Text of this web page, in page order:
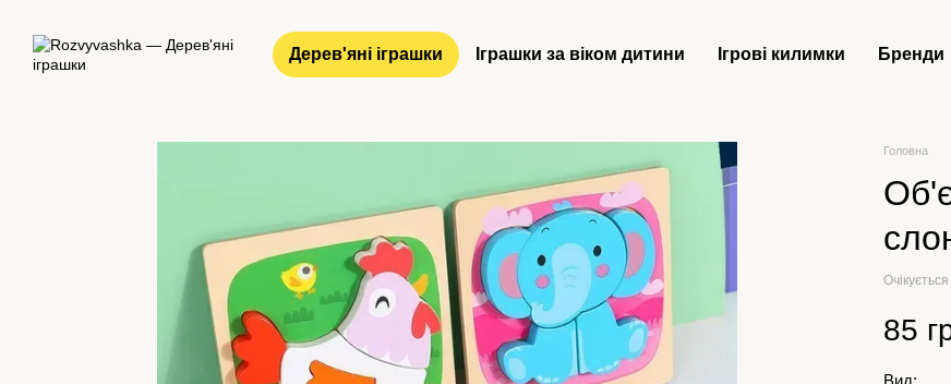
Дерев'яні іграшки Іграшки за віком дитини Ігрові килимки Бренди
Головна
Очікується
85
Вид: